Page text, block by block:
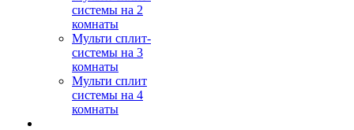
системы на 2
комнаты
Мульти сплит-
системы на 3
комнаты
Мульти сплит
системы на 4
комнаты